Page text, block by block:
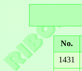
No.
1431